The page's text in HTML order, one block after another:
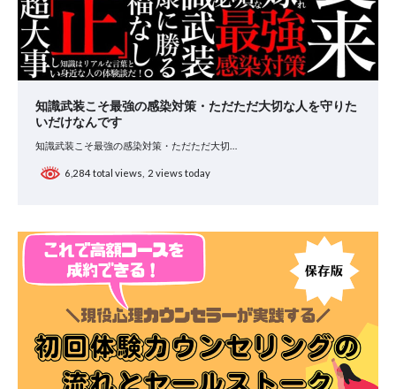
知識武装こそ最強の感染対策・ただただ大切な人を守りた
いだけなんです
知識武装こそ最強の感染対策・ただただ大切…
6,284 total views, 2 views today